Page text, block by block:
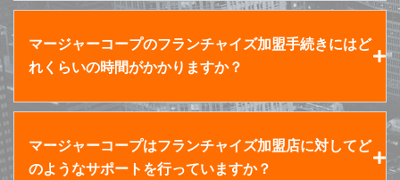
マージャーコープのフランチャイズ加盟手続きにはど
れくらいの時間がかかりますか？
マージャーコープはフランチャイズ加盟店に対してど
のようなサポートを行っていますか？